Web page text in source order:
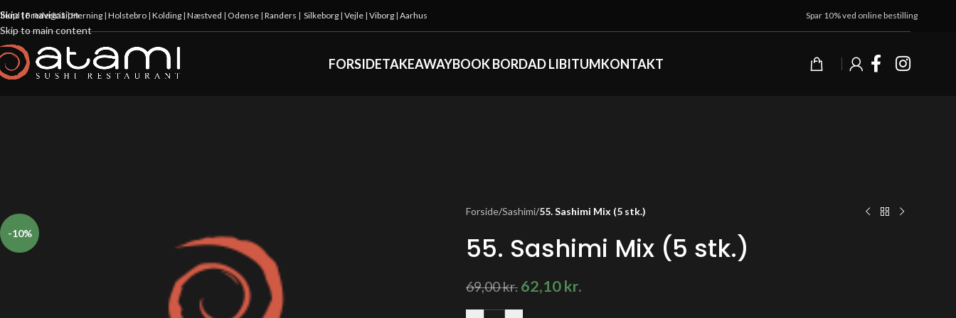
Skip to navigation
Skip to main content
|Fredericia|Herning | Holstebro | Kolding | Næstved | Odense | Randers | Silkeborg | Vejle | Viborg | Aarhus Spar 10% ved online bestilling
FORSIDETAKEAWAYBOOK BORDAD LIBITUMKONTAKT
-10%
Forside/Sashimi/55. Sashimi Mix (5 stk.)
55. Sashimi Mix (5 stk.)
69,00kr. 62,10kr.